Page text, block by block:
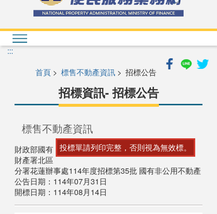
:::
首頁 > 標售不動產資訊 > 招標公告
招標資訊- 招標公告
標售不動產資訊
投標單請列印完整，否則視為無效標。
財政部國有
財產署北區
分署花蓮辦事處114年度招標第35批 國有非公用不動產
公告日期：114年07月31日
開標日期：114年08月14日